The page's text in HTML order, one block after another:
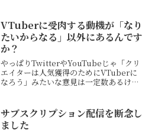
す。そう、今年は2024年なんです。令和
6年なんです。……何...
VTuberに受肉する動機が「なり
たいからなる」以外にあるんです
か？
やっぱりTwitterやYouTubeじゃ「クリ
エイターは人気獲得のためにVTuberに
なろう」みたいな意見は一定数あるけ
事例もあるし、そもそもVTuber全体を...
サブスクリプション配信を断念し
ました